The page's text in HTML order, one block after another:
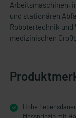
Arbeitsmaschinen,
und stationären
Robotertechnik und
medizinischen
Hohe
Messprinzip mit